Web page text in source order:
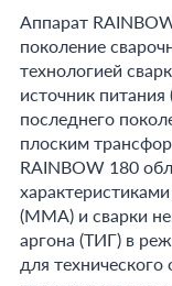
Аппарат
поколение
технологией
источник питания
последнего
плоским
RAINBOW 180
(ММА) и сварки
аргона (ТИГ) в
для